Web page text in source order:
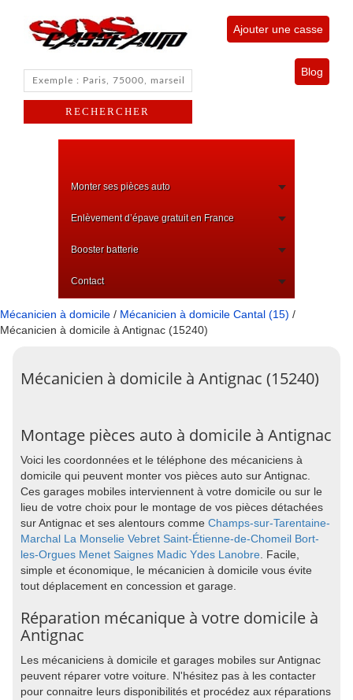
Ajouter une casse
Blog
Monter ses pièces auto
Enlèvement d’épave gratuit en France
Booster batterie
Contact
Mécanicien à domicile / Mécanicien à domicile Cantal (15) /
Mécanicien à domicile à Antignac (15240)
Mécanicien à domicile à Antignac (15240)
Montage pièces auto à domicile à Antignac
Voici les coordonnées et le téléphone des mécaniciens à
domicile qui peuvent monter vos pièces auto sur Antignac.
Ces garages mobiles interviennent à votre domicile ou sur le
lieu de votre choix pour le montage de vos pièces détachées
sur Antignac et ses alentours comme Champs-sur-Tarentaine-
Marchal La Monselie Vebret Saint-Étienne-de-Chomeil Bort-
les-Orgues Menet Saignes Madic Ydes Lanobre. Facile,
simple et économique, le mécanicien à domicile vous évite
tout déplacement en concession et garage.
Réparation mécanique à votre domicile à
Antignac
Les mécaniciens à domicile et garages mobiles sur Antignac
peuvent réparer votre voiture. N'hésitez pas à les contacter
pour connaitre leurs disponibilités et procédez aux réparations